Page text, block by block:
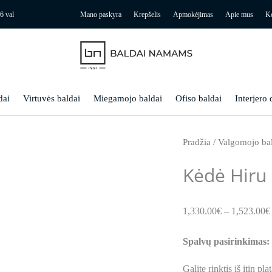
val Mano paskyra Krepšelis Apmokėjimas Apie mus
Virtuvės baldai Miegamojo baldai Ofiso baldai Interjero
Pradžia / Valgomojo
Kėdė Hiru
1,330.00€ – 1,523.00€
Spalvų pasirinkimas:
Galite rinktis iš itin